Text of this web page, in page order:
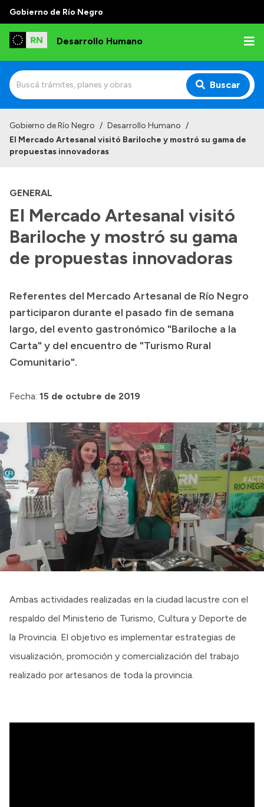
Gobierno de Río Negro
Desarrollo Humano
Buscar
Institucional
Autoridades
Delegaciones
Normativa
Presupuesto
Boletín Oficial
Compras y licitaciones
Consulta de expedientes
Convocatorias
Intranet
Login
Gobierno de Río Negro / Desarrollo Humano /
El Mercado Artesanal visitó Bariloche y mostró su gama de
propuestas innovadoras
GENERAL
El Mercado Artesanal visitó
Bariloche y mostró su gama
de propuestas innovadoras
Referentes del Mercado Artesanal de Río Negro
participaron durante el pasado fin de semana
largo, del evento gastronómico "Bariloche a la
Carta" y del encuentro de "Turismo Rural
Comunitario".
Fecha: 15 de octubre de 2019
Ambas actividades realizadas en la ciudad lacustre con el
respaldo del Ministerio de Turismo, Cultura y Deporte de
la Provincia. El objetivo es implementar estrategias de
visualización, promoción y comercialización del trabajo
realizado por artesanos de toda la provincia.